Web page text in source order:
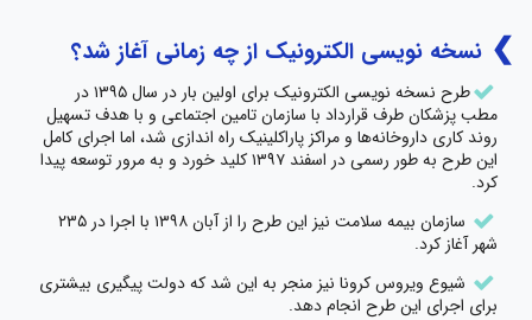
نسخه نویسی الکترونیک از چه زمانی آغاز شد؟
طرح نسخه نویسی الکترونیک برای اولین بار در سال ۱۳۹۵ در
مطب پزشکان طرف قرارداد با سازمان تامین اجتماعی و با هدف تسهیل
روند کاری داروخانه‌ها و مراکز پاراکلینیک راه اندازی شد، اما اجرای کامل
این طرح به طور رسمی در اسفند ۱۳۹۷ کلید خورد و به مرور توسعه پیدا
کرد.
سازمان بیمه سلامت نیز این طرح را از آبان ۱۳۹۸ با اجرا در ۲۳۵
شهر آغاز کرد.
شیوع ویروس کرونا نیز منجر به این شد که دولت پیگیری بیشتری
برای اجرای این طرح انجام دهد.